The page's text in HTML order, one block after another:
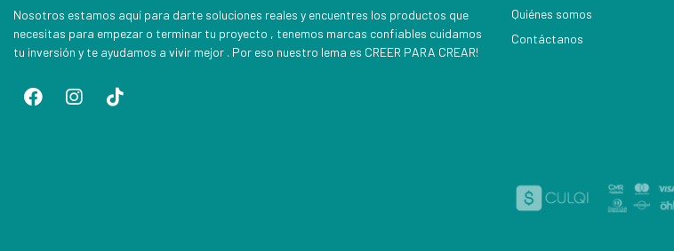
Nosotros estamos aquí para darte soluciones reales y encuentres los productos que
necesitas para empezar o terminar tu proyecto , tenemos marcas confiables cuidamos
tu inversión y te ayudamos a vivir mejor . Por eso nuestro lema es CREER PARA CREAR!
Quiénes somos
Contáctanos